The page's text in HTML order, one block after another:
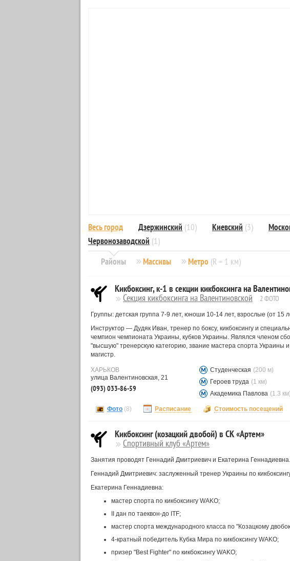
Районы
Весь город Дзержинский (10) Киевский (3)
Червонозаводской (1)
Массивы
Метро (R = 1 км)
Кикбоксинг, к-1 в секции кикбоксинга на
Секция кикбоксинга на Валентиновской 2 ФОТО
Группы: детская группа 7-9 лет, юноши 10-14 лет, взрослые (от 15
Инструктор — Дудяк Иван, тренер по боксу, кикбоксингу и
чемпион чемпионата Украины, кубков Украины. Являлся членом
"высшую" тренерскую категорию, звание мастера спорта Украины
магистр.
ХАРЬКОВ
улица Валентиновская, 21
(093) 033-86-59
Студенческая (200 м)
Героев труда (1 км)
Академика Павлова (1.3 км)
Фото (8) Расписание Стоимость посещений
Кикбоксинг (козацкий двобой) в СК «Артем»
Спортивный клуб «Артем»
Занятия проводят Геннадий Дмитриевич и Екатерина Геннадиевна.
Геннадий Дмитриевич: заслуженный тренер Украины по
Екатерина Геннадиевна:
мастер спорта по кикбоксингу WAKO;
II дан по таеквон-до ITF;
мастер спорта международного класса по "Козацкому
4-кратный победитель Кубка Мира по кикбоксингу WAKO;
призер "Best Fighter" по кикбоксингу WAKO;